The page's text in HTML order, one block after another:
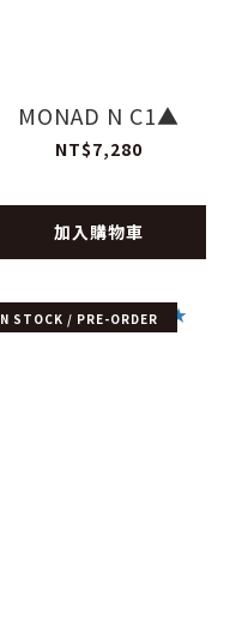
MONAD N C1▲
NT$7,280
加入購物車
STOCK / PRE-ORDER